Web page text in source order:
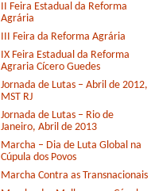
II Feira Estadual da Reforma
Agrária
III Feira da Reforma Agrária
IX Feira Estadual da Reforma
Agraria Cícero Guedes
Jornada de Lutas – Abril de 2012,
MST RJ
Jornada de Lutas – Rio de
Janeiro, Abril de 2013
Marcha – Dia de Luta Global na
Cúpula dos Povos
Marcha Contra as Transnacionais